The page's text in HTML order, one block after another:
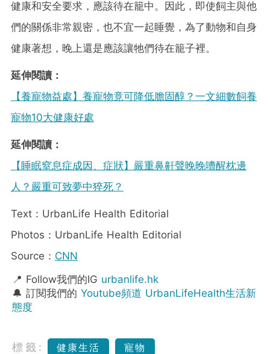
健康和安全要求，應該待在籠中。因此，即使飼主與他
們的關係非常親密，也不宜一起睡覺，為了動物和自身
健康著想，晚上還是應該讓牠們待在籠子裡。
延伸閱讀：
【養寵物益處】養寵物竟可降低膽固醇？一文細數飼養
寵物10大健康好處
延伸閱讀：
【睡眠窒息症成因、症狀】嚴重鼻鼾聲晚晚嘈醒枕邊
人？嚴重可致夢中猝死？
Text：UrbanLife Health Editorial
Photos：UrbanLife Health Editorial
Source： CNN
📍 Follow我們的IG urbanlife.hk
🔔 訂閱我們的 Youtube頻道 UrbanLifeHealth生活新
態度
標籤: 健康生活 寵物